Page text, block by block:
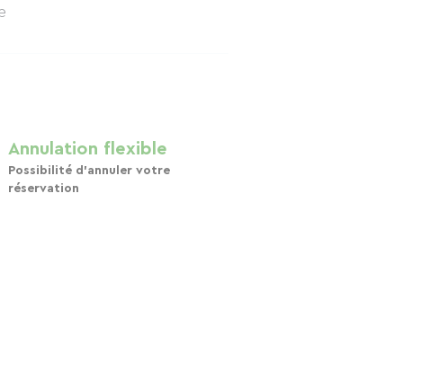
Annulation flexible
Possibilité d'annuler votre
réservation